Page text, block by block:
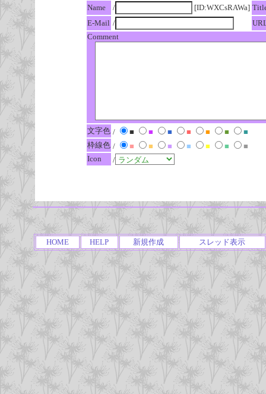
Name
/ [ID:WXCsRAWa]
E-Mail /
Comment
文字色 / ■ ■ ■ ■ ■ ■
■
枠線色 / ■ ■ ■ ■ ■ ■
■
Icon
/
HOME HELP 新規作成 スレッド表示